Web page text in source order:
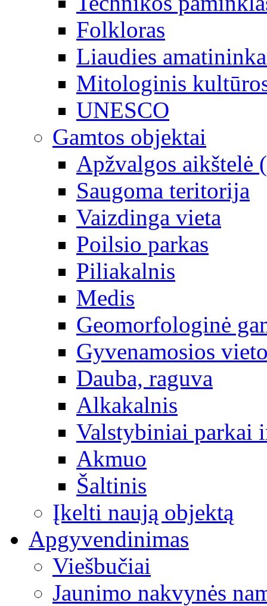
Folkloras
Liaudies
Mitologinis
UNESCO
Gamtos objektai
Apžvalgos aikštelė
Saugoma teritorija
Vaizdinga vieta
Poilsio parkas
Piliakalnis
Medis
Geomorfologinė
Gyvenamosios
Dauba, raguva
Alkakalnis
Valstybiniai parkai
Akmuo
Šaltinis
Įkelti naują objektą
Apgyvendinimas
Viešbučiai
Jaunimo nakvynės